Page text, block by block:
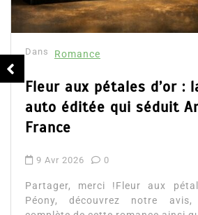
Dans Romance
Fleur aux pétales d’or :
auto éditée qui séduit
France
9 Avr 2026 0
Partager, merci !Fleur aux
Péony, découvrez notre